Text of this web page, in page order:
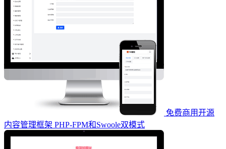
免费商用开源
内容管理框架 PHP-FPM和Swoole双模式